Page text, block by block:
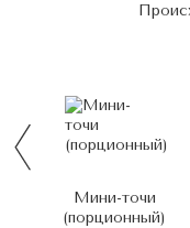
Мини-точи
(порционный)